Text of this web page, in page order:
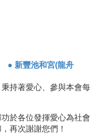
新豐池和宮(龍舟
持著愛心、參與本會每
於各位發揮愛心為社會
再次謝謝您們！